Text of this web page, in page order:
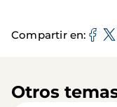
Compartir en
Otros